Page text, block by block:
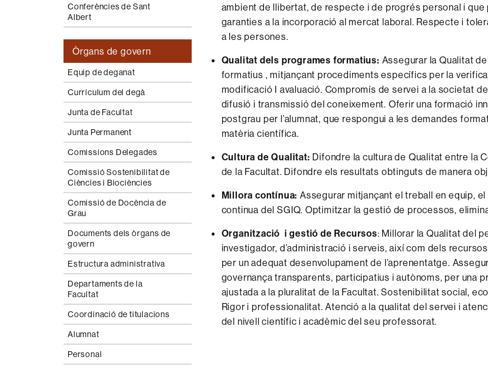
Conferències de Sant
Albert
Òrgans de govern
Equip de deganat
Currículum del degà
Junta de Facultat
Junta Permanent
Comissions Delegades
Comissió Sostenibilitat de
Ciències i Biociències
Comissió de Docència de
Grau
Documents dels òrgans de
govern
Estructura administrativa
Departaments de la
Facultat
Coordinació de titulacions
Alumnat
Personal
ambient de llibertat, de respecte i de progrés personal i que
garanties a la incorporació al mercat laboral. Respecte i
a les persones.
Qualitat dels programes formatius: Assegurar la Qualitat
formatius , mitjançant procediments específics per la
modificació I avaluació. Compromís de servei a la societat
difusió i transmissió del coneixement. Oferir una formació
postgrau per l’alumnat, que respongui a les demandes
matèria científica.
Cultura de Qualitat: Difondre la cultura de Qualitat entre la
de la Facultat. Difondre els resultats obtinguts de manera
Millora contínua: Assegurar mitjançant el treball en equip,
continua del SGIQ. Optimitzar la gestió de processos,
Organització i gestió de Recursos: Millorar la Qualitat del
investigador, d’administració i serveis, així com dels
per un adequat desenvolupament de l’aprenentatge.
governança transparents, participatius i autònoms, per una
ajustada a la pluralitat de la Facultat. Sostenibilitat social,
Rigor i professionalitat. Atenció a la qualitat del servei i
del nivell científic i acadèmic del seu professorat.